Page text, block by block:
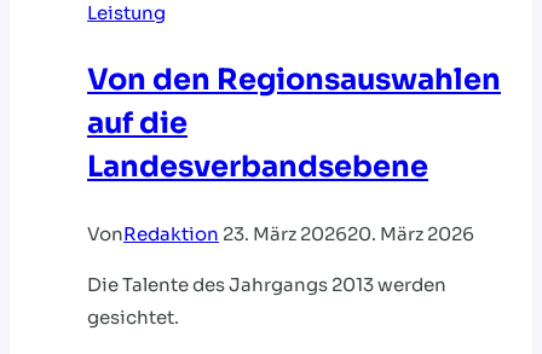
Leistung
Von den Regionsauswahlen
auf die
Landesverbandsebene
VonRedaktion 23. März 202620. März 2026
Die Talente des Jahrgangs 2013 werden
gesichtet.